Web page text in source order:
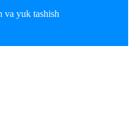
va yuk tashish